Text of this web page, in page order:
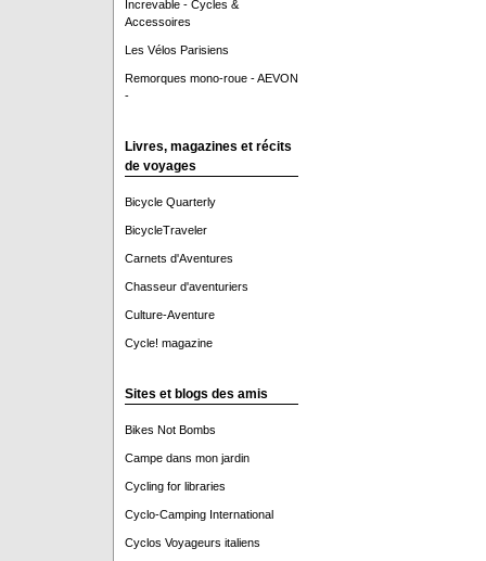
Increvable - Cycles &
Accessoires
Les Vélos Parisiens
Remorques mono-roue - AEVON
-
Livres, magazines et récits
de voyages
Bicycle Quarterly
BicycleTraveler
Carnets d'Aventures
Chasseur d'aventuriers
Culture-Aventure
Cycle! magazine
Sites et blogs des amis
Bikes Not Bombs
Campe dans mon jardin
Cycling for libraries
Cyclo-Camping International
Cyclos Voyageurs italiens